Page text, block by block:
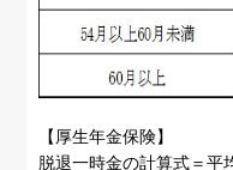
【厚生年金保険】
脱退一時金の計算式＝平